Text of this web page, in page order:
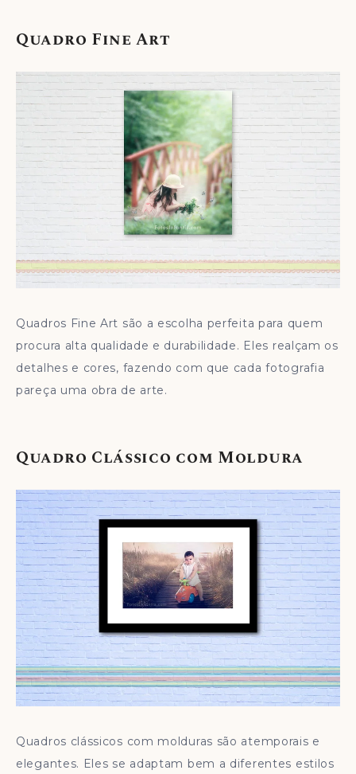
Quadro Fine Art
Quadros Fine Art são a escolha perfeita para quem
procura alta qualidade e durabilidade. Eles realçam os
detalhes e cores, fazendo com que cada fotografia
pareça uma obra de arte.
Quadro Clássico com Moldura
Quadros clássicos com molduras são atemporais e
elegantes. Eles se adaptam bem a diferentes estilos